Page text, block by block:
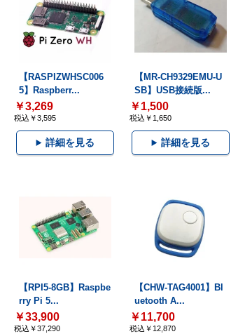
【RASPIZWHSC006
5】Raspberr...
￥3,269
税込￥3,595
詳細を見る
【MR-CH9329EMU-U
SB】USB接続版...
￥1,500
税込￥1,650
詳細を見る
【RPI5-8GB】Raspbe
rry Pi 5...
￥33,900
税込￥37,290
【CHW-TAG4001】Bl
uetooth A...
￥11,700
税込￥12,870